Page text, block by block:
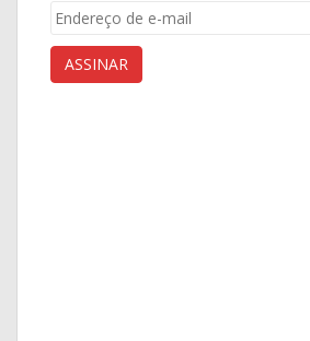
Endereço
mail
ASSINAR